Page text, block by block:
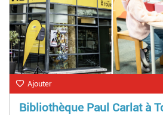
Ajouter
Bibliothèque Paul Carlat à